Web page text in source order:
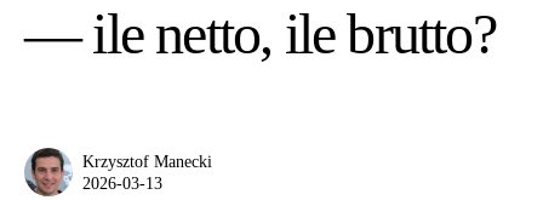
— ile netto, ile brutto?
Krzysztof Manecki
2026-03-13